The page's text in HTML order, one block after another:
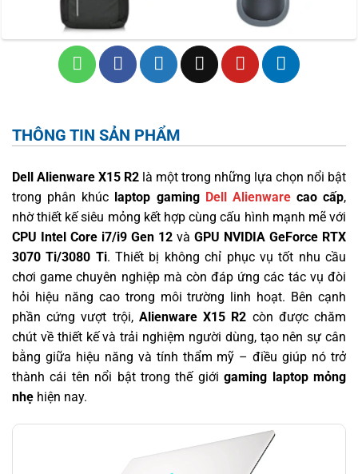
THÔNG TIN SẢN PHẨM
Dell Alienware X15 R2 là một trong những lựa chọn nổi bật
trong phân khúc laptop gaming Dell Alienwarecao cấp,
nhờ thiết kế siêu mỏng kết hợp cùng cấu hình mạnh mẽ với
CPU Intel Core i7/i9 Gen 12 và GPU NVIDIA GeForce RTX
3070 Ti/3080 Ti. Thiết bị không chỉ phục vụ tốt nhu cầu
chơi game chuyên nghiệp mà còn đáp ứng các tác vụ đòi
hỏi hiệu năng cao trong môi trường linh hoạt. Bên cạnh
phần cứng vượt trội, Alienware X15 R2 còn được chăm
chút về thiết kế và trải nghiệm người dùng, tạo nên sự cân
bằng giữa hiệu năng và tính thẩm mỹ – điều giúp nó trở
thành cái tên nổi bật trong thế giớigaming laptop mỏng
nhẹ hiện nay.